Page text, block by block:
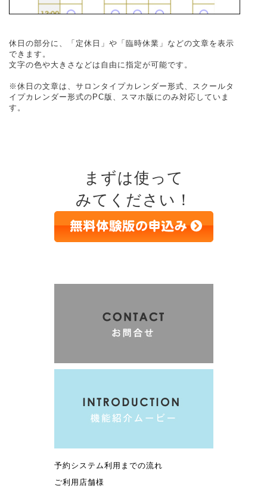
休日の部分に、「定休日」や「臨時休業」などの文章を表示
できます。
文字の色や大きさなどは自由に指定が可能です。
※休日の文章は、サロンタイプカレンダー形式、スクールタ
イプカレンダー形式のPC版、スマホ版にのみ対応していま
す。
まずは使って
みてください！
予約システム利用までの流れ
ご利用店舗様